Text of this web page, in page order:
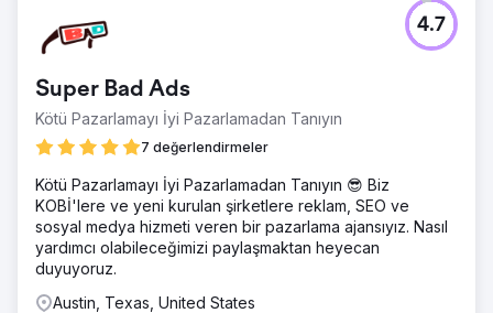
Super Bad Ads
Kötü Pazarlamayı İyi Pazarlamadan Tanıyın
7 değerlendirmeler
4.7
Kötü Pazarlamayı İyi Pazarlamadan Tanıyın 😎 Biz
KOBİ'lere ve yeni kurulan şirketlere reklam, SEO ve
sosyal medya hizmeti veren bir pazarlama ajansıyız. Nasıl
yardımcı olabileceğimizi paylaşmaktan heyecan
duyuyoruz.
Austin, Texas, United States